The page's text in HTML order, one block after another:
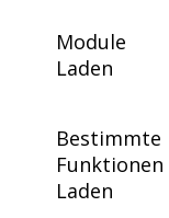
Module
Laden
Bestimmte
Funktionen
Laden